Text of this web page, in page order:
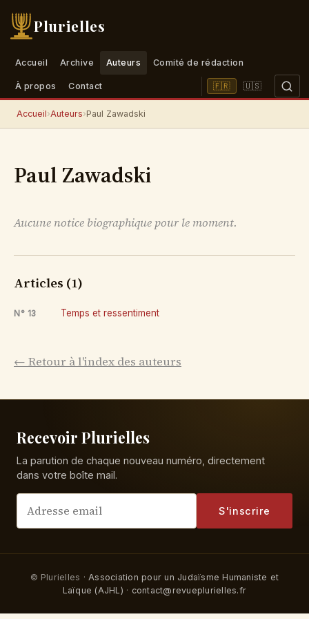
Plurielles
Accueil Archive Auteurs Comité de rédaction
À propos Contact 🇫🇷 🇺🇸
Accueil›Auteurs›Paul Zawadski
Paul Zawadski
Aucune notice biographique pour le moment.
Articles (1)
N° 13 Temps et ressentiment
← Retour à l'index des auteurs
Recevoir Plurielles
La parution de chaque nouveau numéro, directement
dans votre boîte mail.
S'inscrire
© Plurielles · Association pour un Judaïsme Humaniste et
Laïque (AJHL) · contact@revueplurielles.fr